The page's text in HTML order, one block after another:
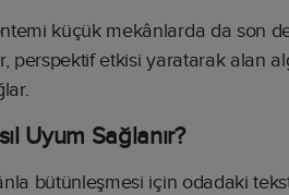
küçük mekânlarda da son
perspektif etkisi yaratarak alan
Uyum Sağlanır?
bütünleşmesi için odadaki